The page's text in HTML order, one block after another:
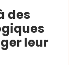
des
leur